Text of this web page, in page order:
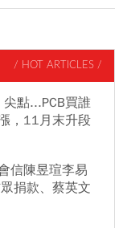
/ HOT ARTICLES /
點...PCB買誰
，11月末升段
信陳昱瑄李易
捐款、蔡英文